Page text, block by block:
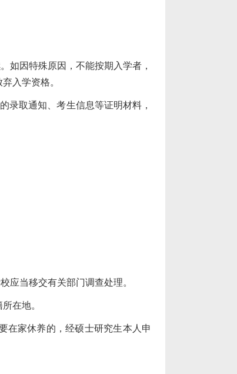
如因特殊原因，不能按期入学者，
入学资格。
录取通知、考生信息等证明材料，
应当移交有关部门调查处理。
在地。
在家休养的，经硕士研究生本人申